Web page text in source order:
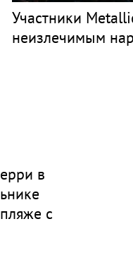
Участники
неизлечимым
в
с